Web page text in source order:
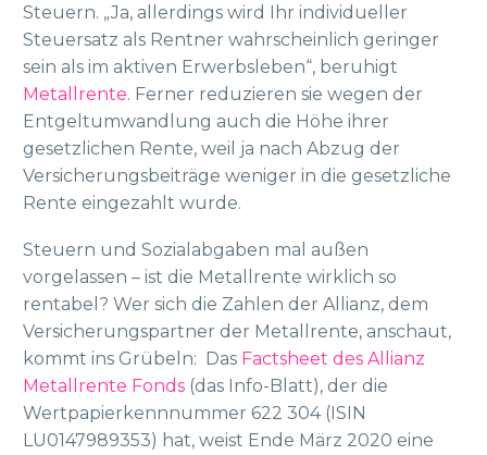
Steuern. „Ja, allerdings wird Ihr individueller
Steuersatz als Rentner wahrscheinlich geringer
sein als im aktiven Erwerbsleben“, beruhigt
Metallrente. Ferner reduzieren sie wegen der
Entgeltumwandlung auch die Höhe ihrer
gesetzlichen Rente, weil ja nach Abzug der
Versicherungsbeiträge weniger in die gesetzliche
Rente eingezahlt wurde.
Steuern und Sozialabgaben mal außen
vorgelassen – ist die Metallrente wirklich so
rentabel? Wer sich die Zahlen der Allianz, dem
Versicherungspartner der Metallrente, anschaut,
kommt ins Grübeln: Das Factsheet des Allianz
Metallrente Fonds (das Info-Blatt), der die
Wertpapierkennnummer 622 304 (ISIN
LU0147989353) hat, weist Ende März 2020 eine